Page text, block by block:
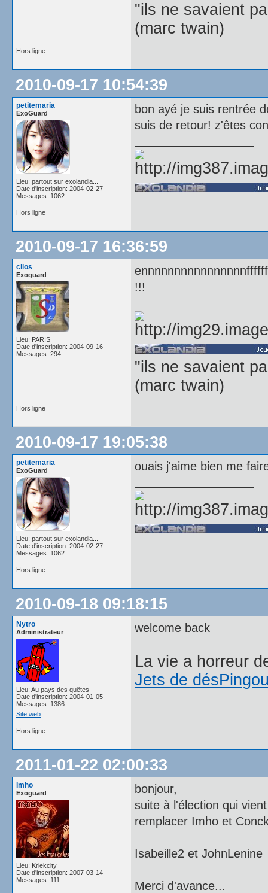
"ils ne savaient
(marc twain)
Hors ligne
2010-09-17 10:54:39
petitemaria
ExoGuard
Lieu: partout sur exolandia...
Date d'inscription: 2004-02-27
Messages: 1062
bon ayé je suis rentrée
suis de retour! z'êtes
Hors ligne
2010-09-17 16:36:59
clios
Exoguard
Lieu: PARIS
Date d'inscription: 2004-09-16
Messages: 294
!!!
"ils ne savaient
(marc twain)
Hors ligne
2010-09-17 19:05:38
petitemaria
ExoGuard
Lieu: partout sur exolandia...
Date d'inscription: 2004-02-27
Messages: 1062
ouais j'aime bien me
Hors ligne
2010-09-18 09:18:15
Nytro
Administrateur
Lieu: Au pays des quêtes
Date d'inscription: 2004-01-05
Messages: 1386
Site web
welcome back
La vie a horreur
Jets de dés
Hors ligne
2011-01-22 02:00:33
Imho
Exoguard
Lieu: Kriekcity
Date d'inscription: 2007-03-14
Messages: 111
bonjour,
suite à l'élection qui
remplacer Imho et
Isabeille2 et JohnLenine
Merci d'avance...